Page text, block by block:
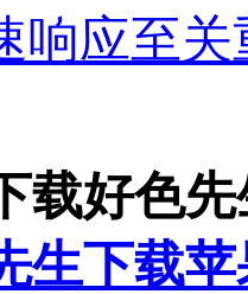
应至关重
载好色
生下载